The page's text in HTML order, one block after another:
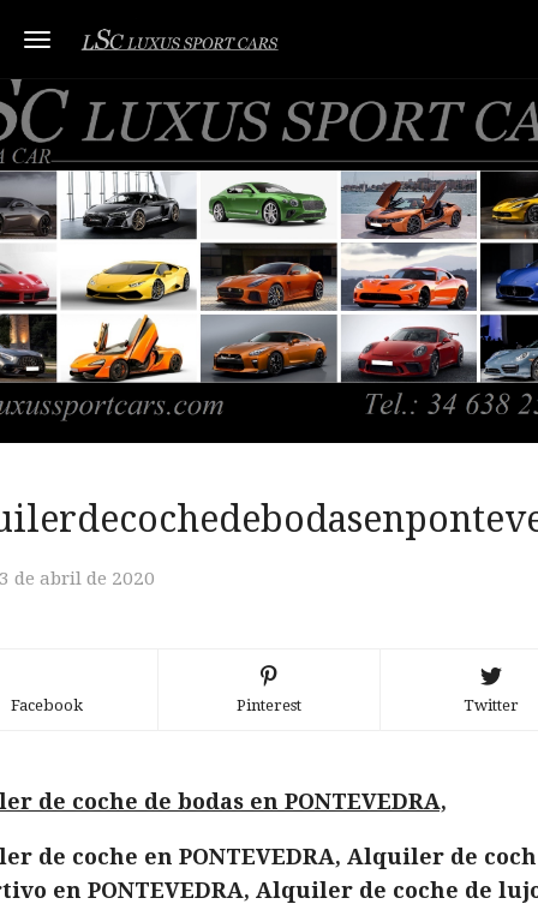
Toggle navigation
de abril de 2020
Facebook Pinterest Twitter
de coche de bodas en PONTEVEDRA,
de coche en PONTEVEDRA, Alquiler de
en PONTEVEDRA, Alquiler de coche de